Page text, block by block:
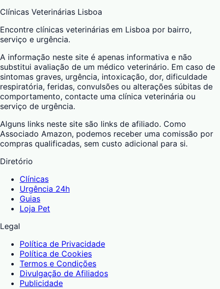
Clínicas Veterinárias Lisboa
Encontre clínicas veterinárias em Lisboa por bairro,
serviço e urgência.
A informação neste site é apenas informativa e não
substitui avaliação de um médico veterinário. Em caso de
sintomas graves, urgência, intoxicação, dor, dificuldade
respiratória, feridas, convulsões ou alterações súbitas de
comportamento, contacte uma clínica veterinária ou
serviço de urgência.
Alguns links neste site são links de afiliado. Como
Associado Amazon, podemos receber uma comissão por
compras qualificadas, sem custo adicional para si.
Diretório
Clínicas
Urgência 24h
Guias
Loja Pet
Legal
Política de Privacidade
Política de Cookies
Termos e Condições
Divulgação de Afiliados
Publicidade